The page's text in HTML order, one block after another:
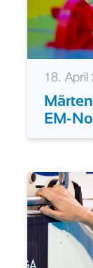
18. April
EM-